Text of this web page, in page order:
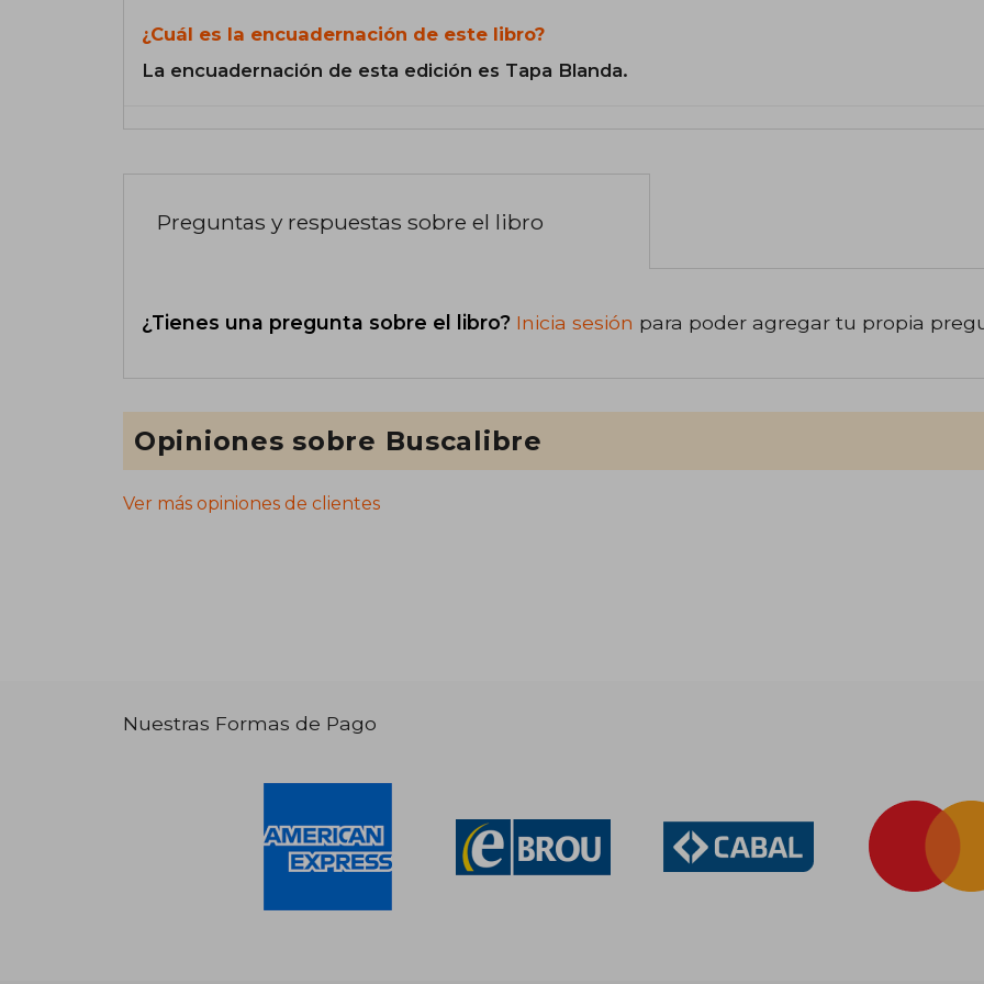
¿Cuál es la encuadernación de este libro?
La encuadernación de esta edición es Tapa Blanda.
Preguntas y respuestas sobre el libro
¿Tienes una pregunta sobre el libro? Inicia sesión para poder agregar tu propia
Opiniones sobre Buscalibre
Ver más opiniones de clientes
Nuestras Formas de Pago